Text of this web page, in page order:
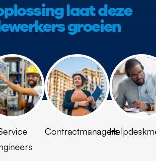
laat deze
groeien
Contractmanagers